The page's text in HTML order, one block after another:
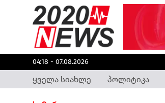
04:18 - 07.08.2026
ყველა სიახლე პოლიტიკა